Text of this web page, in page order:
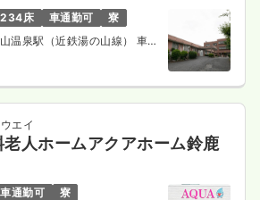
234床 車通勤可
寮
温泉駅（近鉄湯の山線） 車16
エイ
人ホームアクアホーム鈴鹿
車通勤可
寮